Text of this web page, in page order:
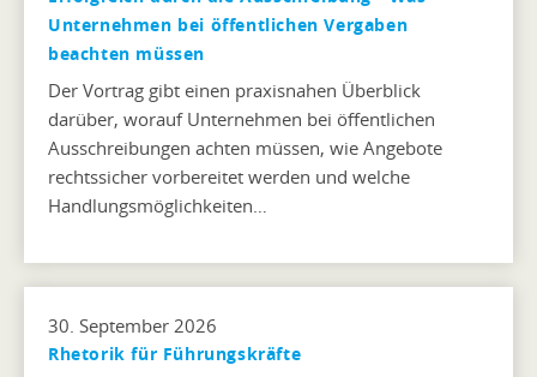
Unternehmen bei öffentlichen Vergaben
beachten müssen
Der Vortrag gibt einen praxisnahen Überblick
darüber, worauf Unternehmen bei öffentlichen
Ausschreibungen achten müssen, wie Angebote
rechtssicher vorbereitet werden und welche
Handlungsmöglichkeiten…
30. September 2026
Rhetorik für Führungskräfte